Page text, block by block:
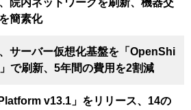
簡素化
サーバー仮想化基盤を「OpenShi
で刷新、5年間の費用を2割減
v13.1」をリリース、14の